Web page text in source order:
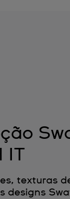
IT
texturas
designs